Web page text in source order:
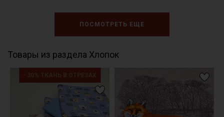
ПОСМОТРЕТЬ ЕЩЕ
Товары из раздела Хлопок